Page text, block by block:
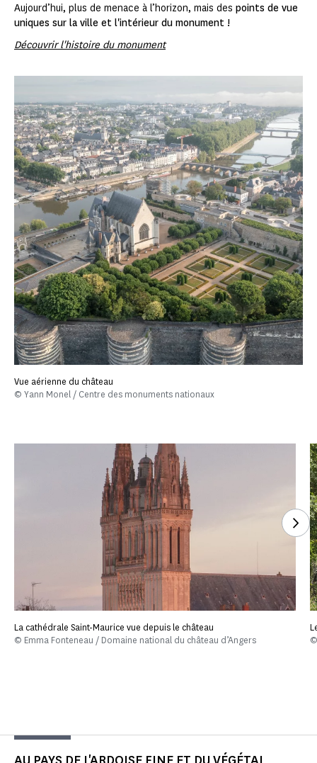
Aujourd’hui, plus de menace à l’horizon, mais des points de vue
uniques sur la ville et l'intérieur du monument !
Découvrir l'histoire du monument
Vue aérienne du château
© Yann Monel / Centre des monuments nationaux
La cathédrale Saint-Maurice vue depuis le château
© Emma Fonteneau / Domaine national du château d’Angers